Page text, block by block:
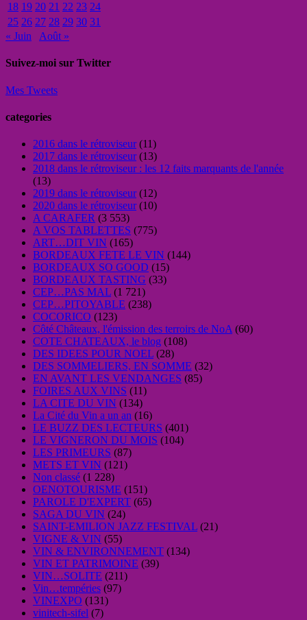
18 19 20 21 22 23 24
25 26 27 28 29 30 31
« Juin
Août »
Suivez-moi sur Twitter
Mes Tweets
categories
2016 dans le rétroviseur(11)
2017 dans le rétroviseur(13)
2018 dans le rétroviseur : les 12 faits marquants de l'année
(13)
2019 dans le rétroviseur(12)
2020 dans le rétroviseur(10)
A CARAFER (3 553)
A VOS TABLETTES (775)
ART…DIT VIN (165)
BORDEAUX FETE LE VIN (144)
BORDEAUX SO GOOD (15)
BORDEAUX TASTING (33)
CEP…PAS MAL (1 721)
CEP…PITOYABLE (238)
COCORICO (123)
Côté Châteaux, l'émission des terroirs de NoA (60)
COTE CHATEAUX, le blog (108)
DES IDEES POUR NOEL (28)
DES SOMMELIERS, EN SOMME (32)
EN AVANT LES VENDANGES (85)
FOIRES AUX VINS (11)
LA CITE DU VIN (134)
La Cité du Vin a un an (16)
LE BUZZ DES LECTEURS (401)
LE VIGNERON DU MOIS (104)
LES PRIMEURS (87)
METS ET VIN (121)
Non classé (1 228)
OENOTOURISME (151)
PAROLE D'EXPERT (65)
SAGA DU VIN (24)
SAINT-EMILION JAZZ FESTIVAL (21)
VIGNE & VIN (55)
VIN & ENVIRONNEMENT (134)
VIN ET PATRIMOINE (39)
VIN…SOLITE (211)
Vin…tempéries (97)
VINEXPO (131)
vinitech-sifel (7)